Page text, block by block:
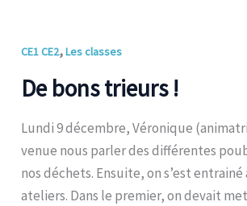
CE1 CE2,Les classes
De bons trieurs !
Lundi 9 décembre, Véronique
venue nous parler des différentes
nos déchets. Ensuite, on s’est
ateliers. Dans le premier, on devait
De
trieurs